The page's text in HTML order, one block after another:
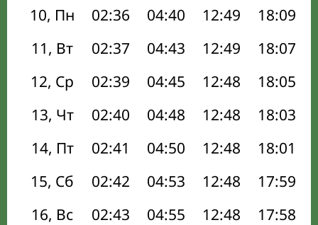
10, Пн
02:36 04:40 12:49 18:09
11, Вт
02:37 04:43 12:49 18:07
12, Ср
02:39 04:45 12:48 18:05
13, Чт
02:40 04:48 12:48 18:03
14, Пт
02:41 04:50 12:48 18:01
15, Сб
02:42 04:53 12:48 17:59
16, Вс
02:43 04:55 12:48 17:58